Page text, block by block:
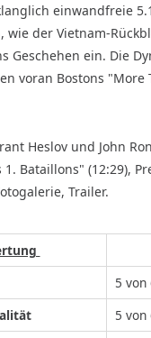
einwandfreie
wie der Vietnam-
Geschehen ein. Die
voran Bostons
Heslov und John
Bataillons" (12:29),
Trailer.
5 von
5 von